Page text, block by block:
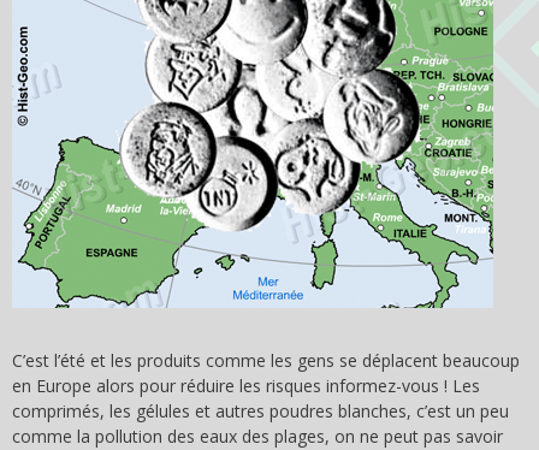
C’est l’été et les produits comme les gens se déplacent beaucoup
en Europe alors pour réduire les risques informez-vous ! Les
comprimés, les gélules et autres poudres blanches, c’est un peu
comme la pollution des eaux des plages, on ne peut pas savoir